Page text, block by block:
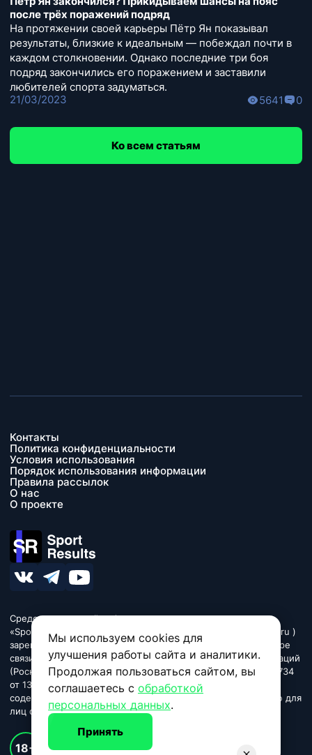
Мы используем cookies для
улучшения работы сайта и аналитики.
Продолжая пользоваться сайтом, вы
соглашаетесь с обработкой
персональных данных.
Принять
после трёх поражений подряд
На протяжении своей карьеры Пётр Ян показывал
результаты, близкие к идеальным — побеждал почти в
каждом столкновении. Однако последние три боя
подряд закончились его поражением и заставили
любителей спорта задуматься.
21/03/2023
5641 0
Ко всем статьям
Контакты
Политика конфиденциальности
Условия использования
Порядок использования информации
Правила рассылок
О нас
О проекте
Средство массовой информации сетевое издание
«SportResults» (адрес в сети Интернет - www.sport-results.ru )
зарегистрировано Федеральной службой по надзору в сфере
связи, информационных технологий и массовых коммуникаций
(Роскомнадзор). Регистрационный номер ЭЛ № ФС 77 - 84734
от 13 марта 2023. Название «SportResults». Издание может
содержать информационную продукцию, предназначенную для
лиц старше 18 лет.
18+